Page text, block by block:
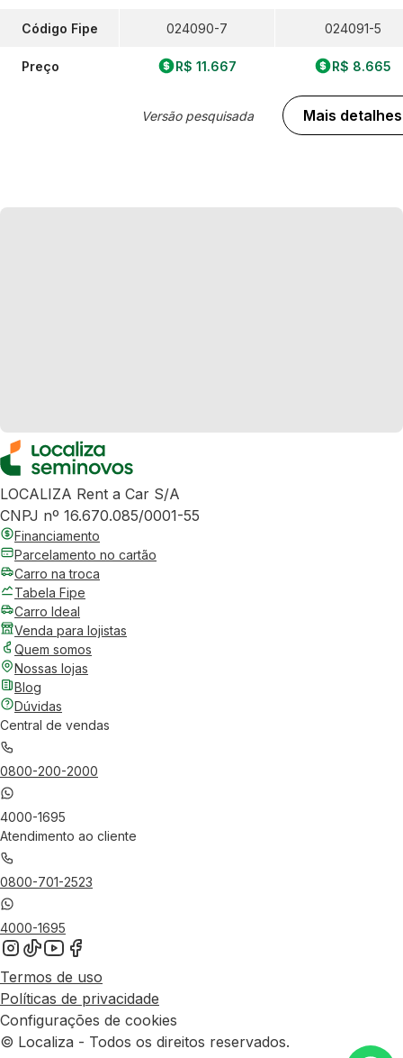
Código Fipe
Preço
024090-7
R$ 11.667
Versão pesquisada
024091-5
R$ 8.665
Mais detalhes
LOCALIZA Rent a Car S/A
CNPJ nº 16.670.085/0001-55
Financiamento
Parcelamento no cartão
Carro na troca
Tabela Fipe
Carro Ideal
Venda para lojistas
Quem somos
Nossas lojas
Blog
Dúvidas
Central de vendas
0800-200-2000
4000-1695
Atendimento ao cliente
0800-701-2523
4000-1695
Termos de uso
Políticas de privacidade
Configurações de cookies
© Localiza - Todos os direitos reservados.